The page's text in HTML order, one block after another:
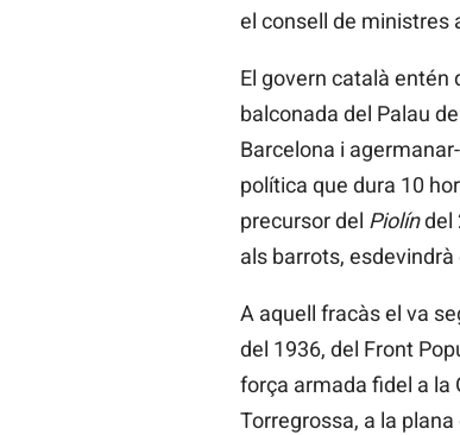
el consell de ministres
El govern català entén
balconada del Palau
Barcelona i
política que dura 10
precursor del Piolíndel
als barrots,
A aquell fracàs el va
del 1936, del Front
força armada fidel a la
Torregrossa, a la